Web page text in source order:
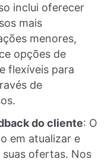
inclui oferecer
mais
menores,
opções de
flexíveis para
de
do cliente: O
em atualizar e
ofertas. Nos